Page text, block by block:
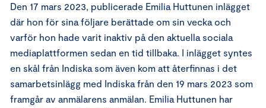
Den 17 mars 2023, publicerade Emilia Huttunen inlägget
där hon för sina följare berättade om sin vecka och
varför hon hade varit inaktiv på den aktuella sociala
mediaplattformen sedan en tid tillbaka. I inlägget syntes
en skål från Indiska som även kom att återfinnas i det
samarbetsinlägg med Indiska från den 19 mars 2023 som
framgår av anmälarens anmälan. Emilia Huttunen har